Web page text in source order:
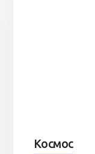
Космос